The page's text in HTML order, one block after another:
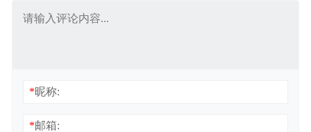
*昵称:
*邮箱: